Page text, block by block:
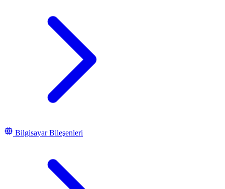
Bilgisayar Bileşenleri